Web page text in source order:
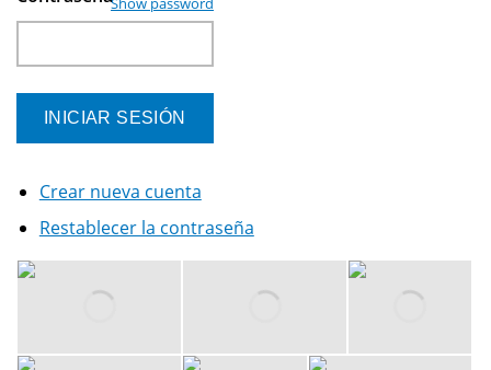
Crear nueva cuenta
Restablecer la contraseña